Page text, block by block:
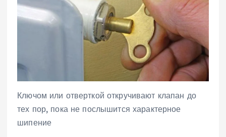
Ключом или отверткой откручивают клапан до
тех пор, пока не послышится характерное
шипение